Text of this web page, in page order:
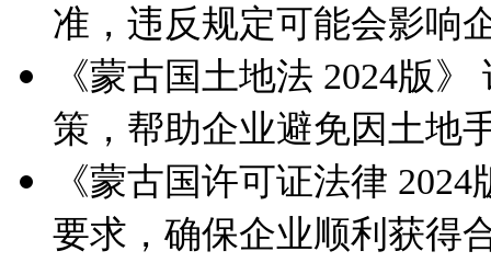
准，违反规定可能会影响
《蒙古国土地法 2024版
策，帮助企业避免因土地
《蒙古国许可证法律
要求，确保企业顺利获得